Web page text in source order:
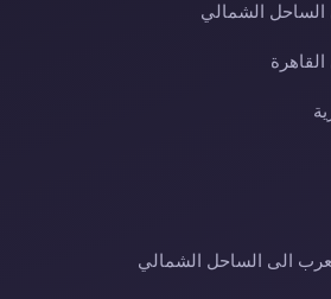
الشمالي
الى الساحل الشمالي